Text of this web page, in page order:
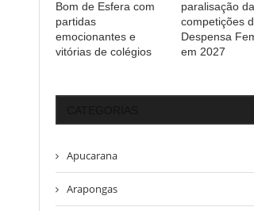
Bom de Esfera com
partidas
emocionantes e
vitórias de colégios
paralisação
competições
Despensa
em 2027
Apucarana
Arapongas